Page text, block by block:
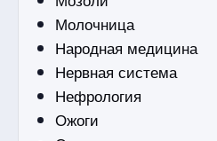
Молочница
Народная медицина
Нервная система
Нефрология
Ожоги